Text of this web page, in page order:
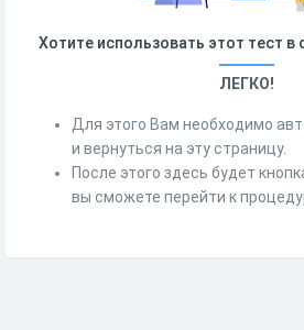
Хотите использовать этот тест в
ЛЕГКО!
Для этого Вам необходимо
и вернуться на эту страницу.
После этого здесь будет
вы сможете перейти к